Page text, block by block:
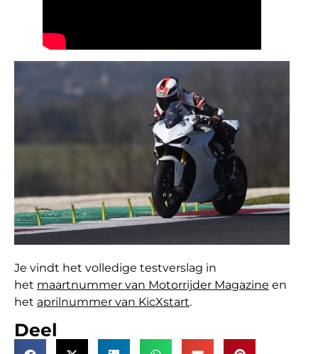
Je vindt het volledige testverslag in
het maartnummer van Motorrijder Magazine en
het aprilnummer van KicXstart.
Deel